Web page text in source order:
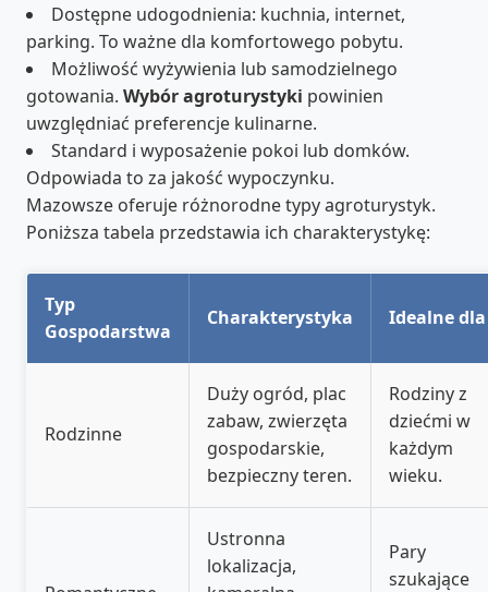
Dostępne udogodnienia: kuchnia, internet,
parking. To ważne dla komfortowego pobytu.
Możliwość wyżywienia lub samodzielnego
gotowania. Wybór agroturystyki powinien
uwzględniać preferencje kulinarne.
Standard i wyposażenie pokoi lub domków.
Odpowiada to za jakość wypoczynku.
Mazowsze oferuje różnorodne typy agroturystyk.
Poniższa tabela przedstawia ich charakterystykę:
Typ
Gospodarstwa
Charakterystyka Idealne dla
Rodzinne
Duży ogród, plac
zabaw, zwierzęta
gospodarskie,
bezpieczny teren.
Rodziny z
dziećmi w
każdym
wieku.
Ustronna
lokalizacja,
Pary
szukające